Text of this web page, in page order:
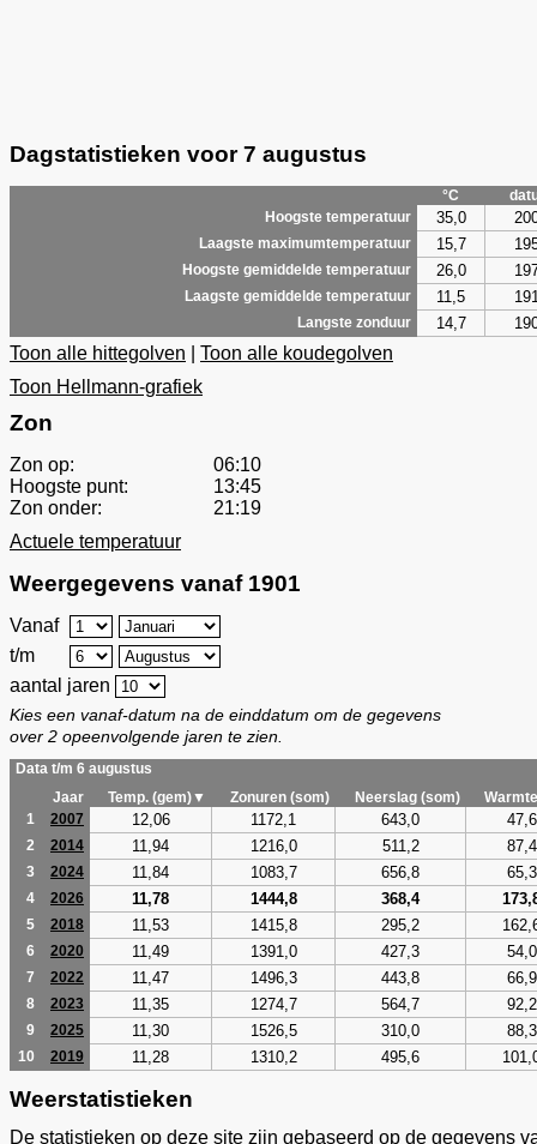
Dagstatistieken voor 7 augustus
°C
Hoogste temperatuur
35,0
Laagste maximumtemperatuur 15,7
Hoogste gemiddelde temperatuur 26,0
Laagste gemiddelde temperatuur 11,5
Langste zonduur 14,7
Toon alle hittegolven
Toon alle koudegolven
Toon Hellmann-grafiek
Zon
Zon op:
06:10
Hoogste punt:
13:45
Zon onder:
21:19
Actuele temperatuur
Weergegevens vanaf 1901
Vanaf
t/m
aantal jaren
Kies een vanaf-datum na de einddatum om de gegevens
over 2 opeenvolgende jaren te zien.
Data t/m 6 augustus
Jaar
Temp. (gem)▼ Zonuren (som) Neerslag (som)
1
2007 12,06 1172,1 643,0 47,6
2 2014 11,94 1216,0 511,2 87,4
3 2024 11,84 1083,7 656,8 65,3
4 2026 11,78 1444,8 368,4
5 2018 11,53 1415,8 295,2
6 2020 11,49 1391,0 427,3 54,0
7 2022 11,47 1496,3 443,8 66,9
8 2023 11,35 1274,7 564,7 92,2
9 2025 11,30 1526,5 310,0 88,3
10 2019 11,28 1310,2 495,6
Weerstatistieken
De statistieken op deze site zijn gebaseerd op de gegevens